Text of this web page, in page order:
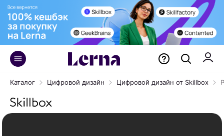
Каталог Цифровой дизайн Цифровой дизайн от Skillbox